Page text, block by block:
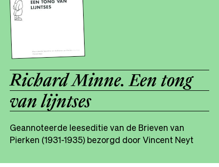
Richard Minne. Een tong
van lijntses
Geannoteerde leeseditie van de Brieven van
Pierken (1931-1935) bezorgd door Vincent Neyt